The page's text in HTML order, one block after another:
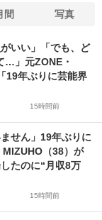
間 写真
いい」「でも、ど
…」元ZONE・
19年ぶりに芸能界
15時間前
せん」19年ぶりに
（38）が
たのに“月収8万
15時間前